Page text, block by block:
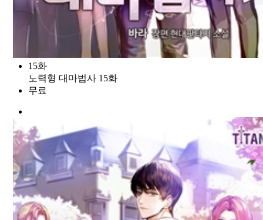
15화
노력형 대마법사 15화
무료